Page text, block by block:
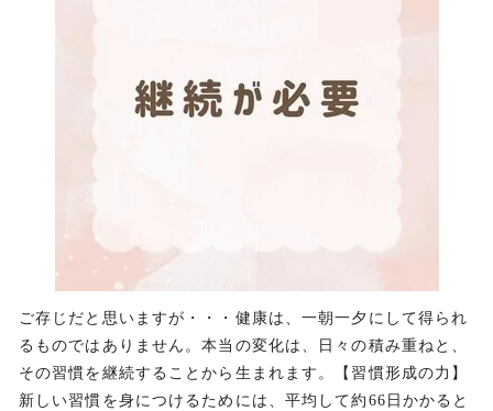
ご存じだと思いますが・・・健康は、一朝一夕にして得られ
るものではありません。本当の変化は、日々の積み重ねと、
その習慣を継続することから生まれます。【習慣形成の力】
新しい習慣を身につけるためには、平均して約66日かかると